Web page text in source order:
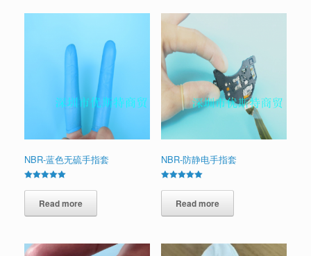
NBR-蓝色无硫手指套
5.00
out of 5Read more
NBR-防静电手指套
5.00
out of 5Read more